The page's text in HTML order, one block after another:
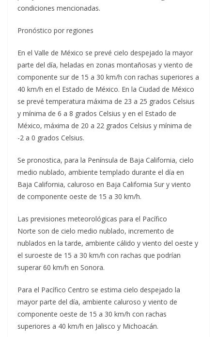
condiciones mencionadas.
Pronóstico por regiones
En el Valle de México se prevé cielo despejado la mayor
parte del día, heladas en zonas montañosas y viento de
componente sur de 15 a 30 km/h con rachas superiores a
40 km/h en el Estado de México. En la Ciudad de México
se prevé temperatura máxima de 23 a 25 grados Celsius
y mínima de 6 a 8 grados Celsius y en el Estado de
México, máxima de 20 a 22 grados Celsius y mínima de
-2 a 0 grados Celsius.
Se pronostica, para la Península de Baja California, cielo
medio nublado, ambiente templado durante el día en
Baja California, caluroso en Baja California Sur y viento
de componente oeste de 15 a 30 km/h.
Las previsiones meteorológicas para el Pacífico
Norte son de cielo medio nublado, incremento de
nublados en la tarde, ambiente cálido y viento del oeste y
el suroeste de 15 a 30 km/h con rachas que podrían
superar 60 km/h en Sonora.
Para el Pacífico Centro se estima cielo despejado la
mayor parte del día, ambiente caluroso y viento de
componente oeste de 15 a 30 km/h con rachas
superiores a 40 km/h en Jalisco y Michoacán.